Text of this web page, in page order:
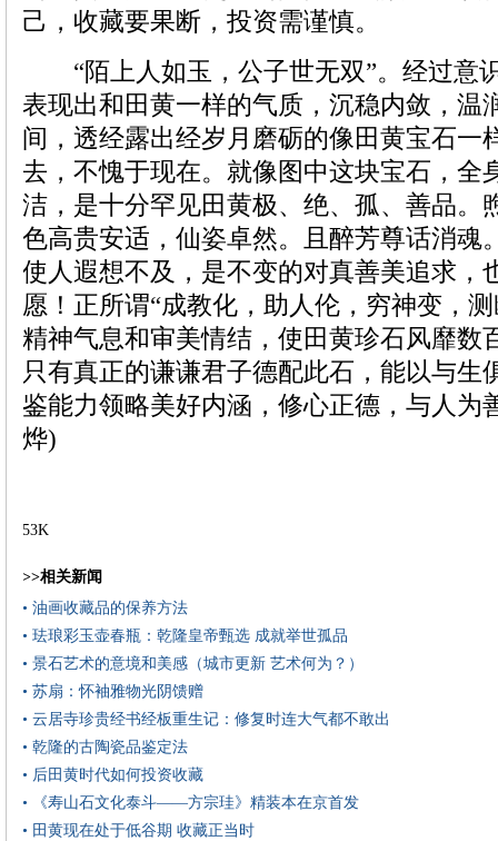
己，收藏要果断，投资需谨慎。
“陌上人如玉，公子世无双”。经过意
表现出和田黄一样的气质，沉稳内敛，温
间，透经露出经岁月磨砺的像田黄宝石一
去，不愧于现在。就像图中这块宝石，全
洁，是十分罕见田黄极、绝、孤、善品。
色高贵安适，仙姿卓然。且醉芳尊话消魂
使人遐想不及，是不变的对真善美追求，
愿！正所谓“成教化，助人伦，穷神变，
精神气息和审美情结，使田黄珍石风靡数
只有真正的谦谦君子德配此石，能以与生
鉴能力领略美好内涵，修心正德，与人为
烨)
53K
>>相关新闻
• 油画收藏品的保养方法
• 珐琅彩玉壶春瓶：乾隆皇帝甄选 成就举世孤品
• 景石艺术的意境和美感（城市更新 艺术何为？）
• 苏扇：怀袖雅物光阴馈赠
• 云居寺珍贵经书经板重生记：修复时连大气都不敢出
• 乾隆的古陶瓷品鉴定法
• 后田黄时代如何投资收藏
• 《寿山石文化泰斗——方宗珪》精装本在京首发
• 田黄现在处于低谷期 收藏正当时